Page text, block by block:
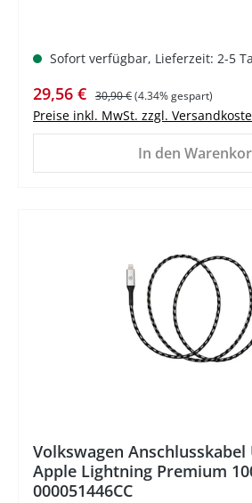
Sofort verfügbar, Lieferzeit: 2-5
Verkaufspreis:
29,56 € Regulärer Preis:
30,90 €(4.34% gespart)
Preise inkl. MwSt. zzgl.
In den
Volkswagen Anschlusskabel
Apple Lightning Premium
000051446CC